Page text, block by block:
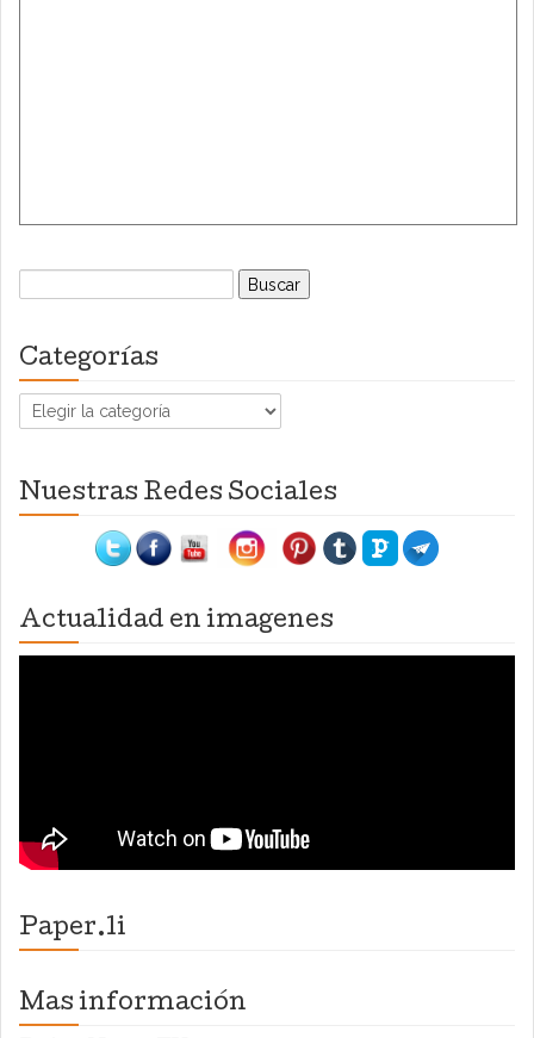
Buscar:
Categorías
Categorías
Nuestras Redes Sociales
Actualidad en imagenes
Paper.li
Mas información